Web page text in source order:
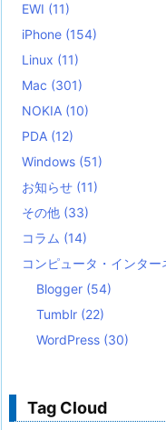
EWI (11)
iPhone (154)
Linux (11)
Mac (301)
NOKIA (10)
PDA (12)
Windows (51)
お知らせ (11)
その他 (33)
コラム (14)
コンピュータ・インター
Blogger (54)
Tumblr (22)
WordPress (30)
Tag Cloud